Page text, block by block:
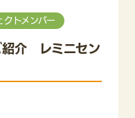
クトメンバー
紹介 レミニセン